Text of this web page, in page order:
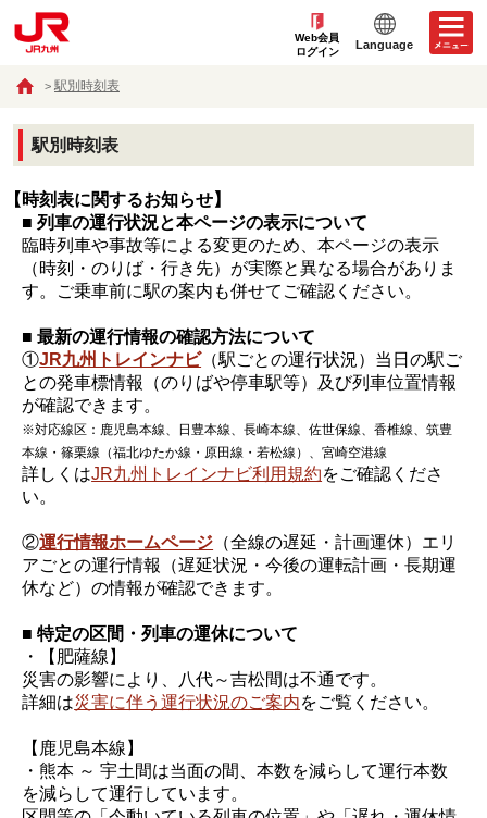
Web会員
ログイン
Language
駅別時刻表
駅別時刻表
【時刻表に関するお知らせ】
■ 列車の運行状況と本ページの表示について
臨時列車や事故等による変更のため、本ページの表示
（時刻・のりば・行き先）が実際と異なる場合がありま
す。ご乗車前に駅の案内も併せてご確認ください。
■ 最新の運行情報の確認方法について
①JR九州トレインナビ（駅ごとの運行状況）当日の駅ご
との発車標情報（のりばや停車駅等）及び列車位置情報
が確認できます。
※対応線区：鹿児島本線、日豊本線、長崎本線、佐世保線、香椎線、筑豊
本線・篠栗線（福北ゆたか線・原田線・若松線）、宮崎空港線
詳しくはJR九州トレインナビ利用規約をご確認くださ
い。
②運行情報ホームページ （全線の遅延・計画運休）エリ
アごとの運行情報（遅延状況・今後の運転計画・長期運
休など）の情報が確認できます。
■ 特定の区間・列車の運休について
・【肥薩線】
災害の影響により、八代～吉松間は不通です。
詳細は災害に伴う運行状況のご案内をご覧ください。
【鹿児島本線】
・熊本 ～ 宇土間は当面の間、本数を減らして運行本数
を減らして運行しています。